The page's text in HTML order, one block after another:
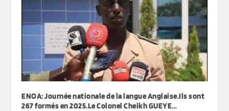
ENOA: Journée nationale de la langue Anglaise.Ils sont
267 formés en 2025.Le Colonel Cheikh GUEYE…